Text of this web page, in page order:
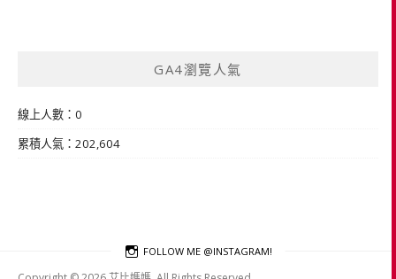
GA4瀏覽人氣
線上人數：0
累積人氣：202,604
FOLLOW ME @INSTAGRAM!